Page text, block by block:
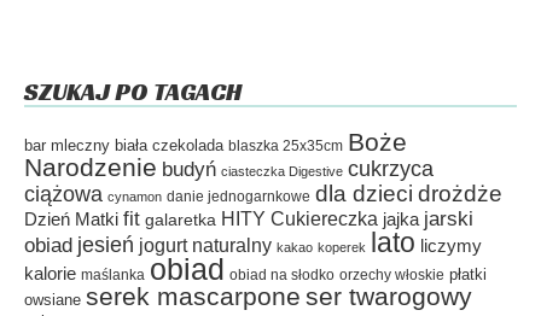
SZUKAJ PO TAGACH
bar mleczny biała czekolada blaszka 25x35cm Boże
Narodzenie budyń ciasteczka Digestive cukrzyca
ciążowa cynamon danie jednogarnkowe dla dzieci drożdże
Dzień Matki fit galaretka HITY Cukiereczka jajka jarski
obiad jesień jogurt naturalny kakao koperek lato liczymy
kalorie maślanka obiad obiad na słodko orzechy włoskie płatki
owsiane serek mascarpone ser twarogowy